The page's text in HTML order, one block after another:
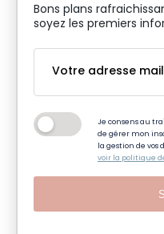
Bons plans
soyez les premiers
Je consens au
de gérer mon
la gestion de vos
voir la politique